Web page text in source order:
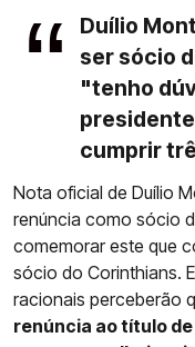
Duílio
ser sócio
"tenho
cumprir
Nota oficial de Duílio
renúncia como sócio
comemorar este que
sócio do Corinthians.
racionais perceberão
renúncia ao título